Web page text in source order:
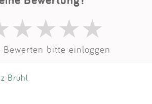
Impressum
Anmelden
Bewerten bitte einloggen
Brühl